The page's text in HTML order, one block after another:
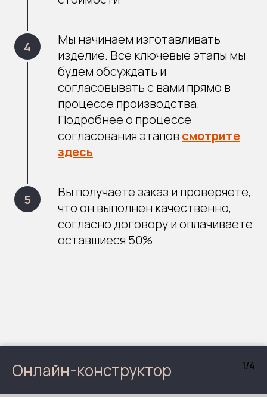
Мы начинаем изготавливать
изделие. Все ключевые этапы мы
будем обсуждать и
согласовывать с вами прямо в
процессе производства.
Подробнее о процессе
согласования этапов смотрите
здесь
Вы получаете заказ и проверяете,
что он выполнен качественно,
согласно договору и оплачиваете
оставшиеся 50%
Онлайн-конструктор 1/4